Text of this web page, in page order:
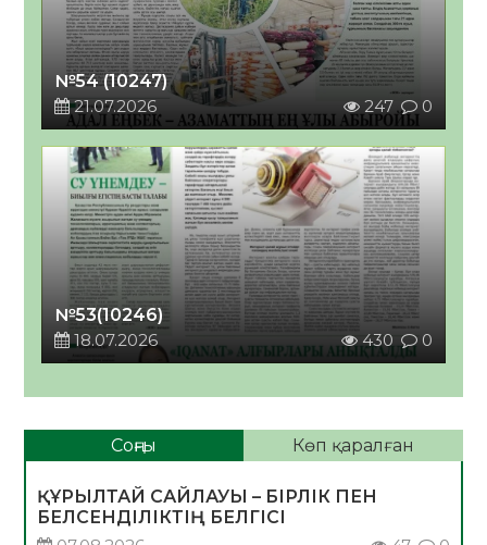
№54 (10247)
21.07.2026
247 0
№53(10246)
18.07.2026
430 0
Соңғы Көп қаралған
ҚҰРЫЛТАЙ САЙЛАУЫ – БІРЛІК ПЕН
БЕЛСЕНДІЛІКТІҢ БЕЛГІСІ